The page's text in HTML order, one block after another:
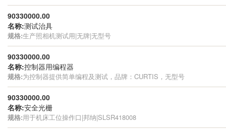
90330000.00
名称:测试治具
规格:生产照相机测试用|无牌|无型号
90330000.00
名称:控制器用编程器
规格:为控制器提供简单编程及测试，品牌：CURTIS，无型号
90330000.00
名称:安全光栅
规格:用于机床工位操作口|邦纳|SLSR418008